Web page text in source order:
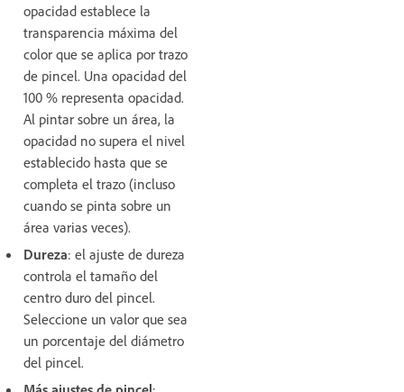
opacidad establece la
transparencia máxima del
color que se aplica por trazo
de pincel. Una opacidad del
100 % representa opacidad.
Al pintar sobre un área, la
opacidad no supera el nivel
establecido hasta que se
completa el trazo (incluso
cuando se pinta sobre un
área varias veces).
Dureza: el ajuste de dureza
controla el tamaño del
centro duro del pincel.
Seleccione un valor que sea
un porcentaje del diámetro
del pincel.